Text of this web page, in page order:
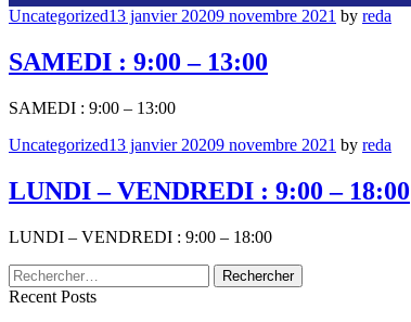
Categories
Uncategorized13 janvier 20209 novembre 2021 by reda
SAMEDI : 9:00 – 13:00
SAMEDI : 9:00 – 13:00
Categories
Uncategorized13 janvier 20209 novembre 2021 by reda
LUNDI – VENDREDI : 9:00 – 18:00
LUNDI – VENDREDI : 9:00 – 18:00
Rechercher :
Recent Posts